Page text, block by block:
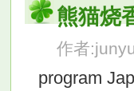
熊猫烧
作者
program